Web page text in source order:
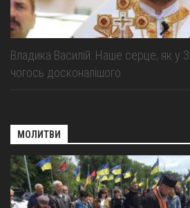
Владика Василій: Наше серце, як у
чогось досконалішого
МОЛИТВИ